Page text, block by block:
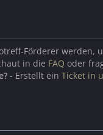
Förderer werden,
in die FAQ oder
- Erstellt ein Ticket in